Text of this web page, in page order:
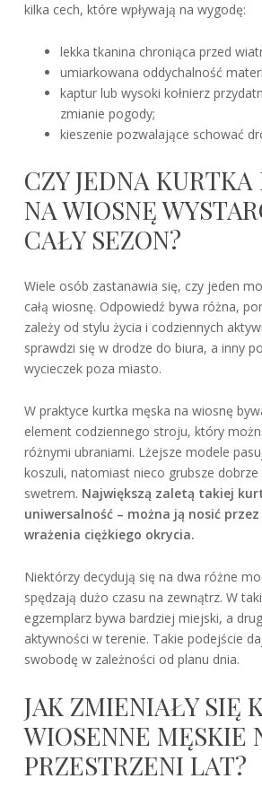
kilka cech, które wpływają na wygodę:
lekka tkanina chroniąca przed
umiarkowana oddychalność
kaptur lub wysoki kołnierz
zmianie pogody;
kieszenie pozwalające schować
CZY JEDNA
NA WIOSNĘ
CAŁY SEZON?
Wiele osób zastanawia się, czy jeden
całą wiosnę. Odpowiedź bywa różna,
zależy od stylu życia i codziennych
sprawdzi się w drodze do biura, a inny
wycieczek poza miasto.
W praktyce kurtka męska na wiosnę
element codziennego stroju, który
różnymi ubraniami. Lżejsze modele
koszuli, natomiast nieco grubsze dobrze
swetrem. Największą zaletą takiej
uniwersalność – można ją nosić
wrażenia ciężkiego okrycia.
Niektórzy decydują się na dwa różne
spędzają dużo czasu na zewnątrz. W
egzemplarz bywa bardziej miejski, a
aktywności w terenie. Takie podejście
swobodę w zależności od planu dnia.
JAK ZMIENIAŁY SIĘ
WIOSENNE MĘSKIE
PRZESTRZENI LAT?